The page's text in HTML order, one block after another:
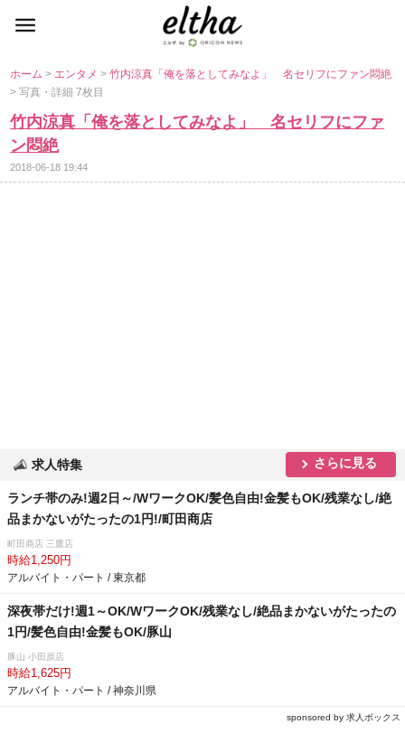
ホーム> エンタメ>竹内涼真「俺を落としてみなよ」 名セリフにファン悶絶
> 写真・詳細 7枚目
竹内涼真「俺を落としてみなよ」 名セリフにファ
ン悶絶
2018-06-18 19:44
求人特集 さらに見る
ランチ帯のみ!週2日～/WワークOK/髪色自由!金髪もOK/残業なし/絶
品まかないがたったの1円!/町田商店
町田商店 三鷹店
時給1,250円
アルバイト・パート / 東京都
深夜帯だけ!週1～OK/WワークOK/残業なし/絶品まかないがたったの
1円/髪色自由!金髪もOK/豚山
豚山 小田原店
時給1,625円
アルバイト・パート / 神奈川県
sponsored by 求人ボックス